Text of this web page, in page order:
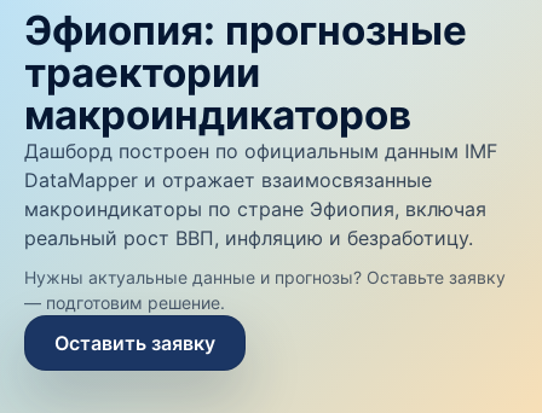
Эфиопия: прогнозные
траектории
макроиндикаторов
Дашборд построен по официальным данным IMF
DataMapper и отражает взаимосвязанные
макроиндикаторы по стране Эфиопия, включая
реальный рост ВВП, инфляцию и безработицу.
Нужны актуальные данные и прогнозы? Оставьте заявку
— подготовим решение.
Оставить заявку